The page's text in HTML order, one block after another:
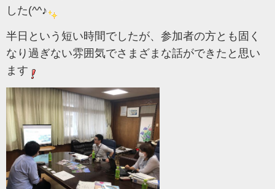
した(^^♪
半日という短い時間でしたが、参加者の方とも固く
なり過ぎない雰囲気でさまざまな話ができたと思い
ます